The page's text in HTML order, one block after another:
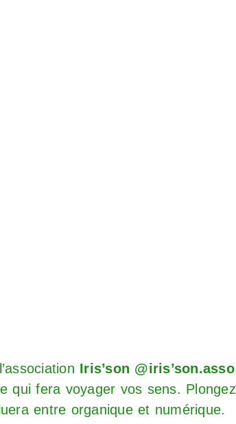
Iris’son @iris’son.asso
qui fera voyager vos sens. Plongez
entre organique et numérique.